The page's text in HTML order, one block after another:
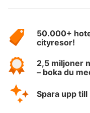
HotelSpecials
50.000+
cityresor!
2,5 miljoner
– boka du
Spara upp